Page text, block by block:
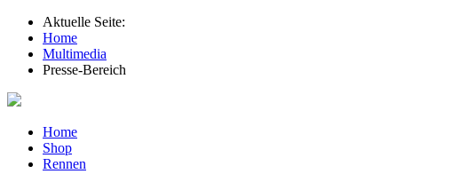
Aktuelle Seite:
Home
Multimedia
Presse-Bereich
Home
Shop
Rennen